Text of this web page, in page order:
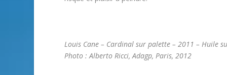
Louis Cane – Cardinal sur palette – 2011 – Huile
Photo : Alberto Ricci, Adagp, Paris, 2012